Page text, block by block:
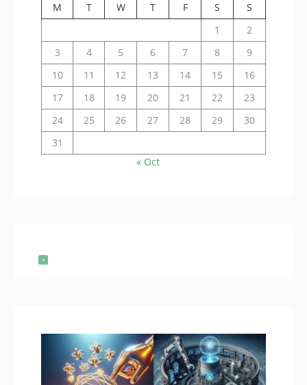
M T W T F S
S
1
2
3
4 5 6 7 8
9
10
11 12 13 14 15
16
17
18 19 20 21 22
23
24
25 26 27 28 29
30
31
« Oct